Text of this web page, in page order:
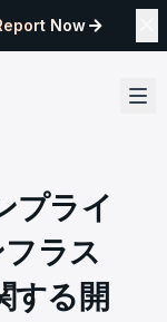
Now
プライ
ラス
する開